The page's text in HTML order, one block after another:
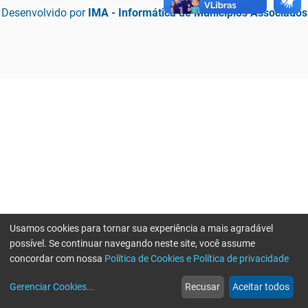
Desenvolvido por IMA - Informática de Municípios Associados
web
Notícias
more_horiz
Mais
Usamos cookies para tornar sua experiência a mais agradável
possível. Se continuar navegando neste site, você assume
concordar com nossa Política de Cookies e Política de privacidade
Gerenciar Cookies... Recusar Aceitar todos
Erro ao enviar informações, por favor tente novamente